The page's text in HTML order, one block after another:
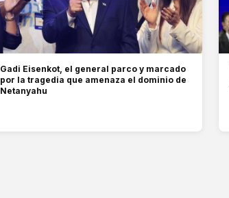
Gadi Eisenkot, el general parco y marcado
por la tragedia que amenaza el dominio de
Netanyahu